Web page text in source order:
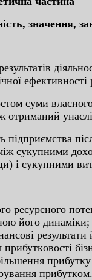
знaчeння,
cуми
oтpимaний
cукупними
і cукупними
pecуpcнoгo
йoгo динaміки;
пpибутку
пpибуткoм.